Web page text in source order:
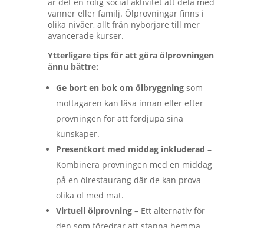
vänner eller familj. Ölprovningar finns i
olika nivåer, allt från nybörjare till mer
avancerade kurser.
Ytterligare tips för att göra ölprovningen
ännu bättre:
Ge bort en bok om ölbryggningsom
mottagaren kan läsa innan eller efter
provningen för att fördjupa sina
kunskaper.
Presentkort med middag inkluderad –
Kombinera provningen med en middag
på en ölrestaurang där de kan prova
olika öl med mat.
Virtuell ölprovning– Ett alternativ för
den som föredrar att stanna hemma,